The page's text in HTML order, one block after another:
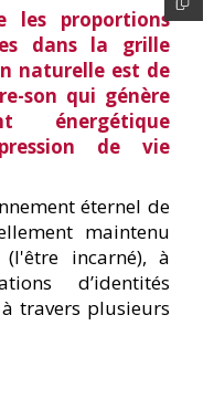
les proportions
dans la grille
naturelle est de
son qui génère
énergétique
de vie
éternel de
maintenu
incarné), à
d’identités
travers plusieurs